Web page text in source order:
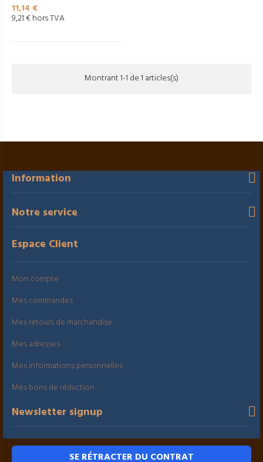
Prix
11,14 €
9,21 € hors TVA
Montrant 1-1 de 1 articles(s)
Information
Notre service
Espace Client
Mon compte
Mes commandes
Mes retours de marchandise
Mes adresses
Mes informations personnelles
Mes bons de réduction
Newsletter signup
SE RÉTRACTER DU CONTRAT